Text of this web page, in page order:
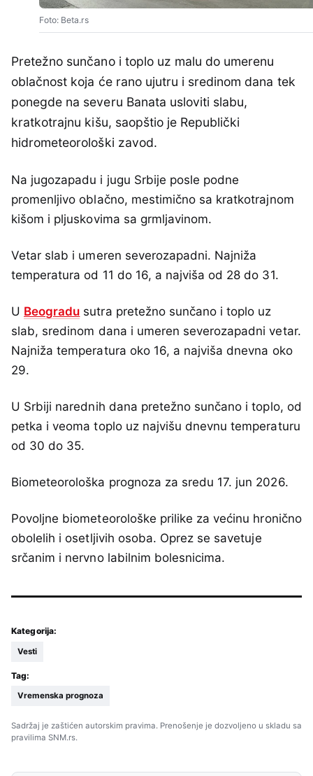
Foto: Beta.rs
Pretežno sunčano i toplo uz malu do umerenu
oblačnost koja će rano ujutru i sredinom dana tek
ponegde na severu Banata usloviti slabu,
kratkotrajnu kišu, saopštio je Republički
hidrometeorološki zavod.
Na jugozapadu i jugu Srbije posle podne
promenljivo oblačno, mestimično sa kratkotrajnom
kišom i pljuskovima sa grmljavinom.
Vetar slab i umeren severozapadni. Najniža
temperatura od 11 do 16, a najviša od 28 do 31.
U Beogradu sutra pretežno sunčano i toplo uz
slab, sredinom dana i umeren severozapadni vetar.
Najniža temperatura oko 16, a najviša dnevna oko
29.
U Srbiji narednih dana pretežno sunčano i toplo, od
petka i veoma toplo uz najvišu dnevnu temperaturu
od 30 do 35.
Biometeorološka prognoza za sredu 17. jun 2026.
Povolјne biometeorološke prilike za većinu hronično
obolelih i osetlјivih osoba. Oprez se savetuje
srčanim i nervno labilnim bolesnicima.
Kategorija:
Vesti
Tag:
Vremenska prognoza
Sadržaj je zaštićen autorskim pravima. Prenošenje je dozvoljeno u skladu sa
pravilima SNM.rs.